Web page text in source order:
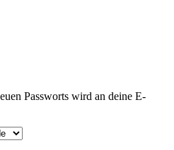
Passworts wird an deine E-